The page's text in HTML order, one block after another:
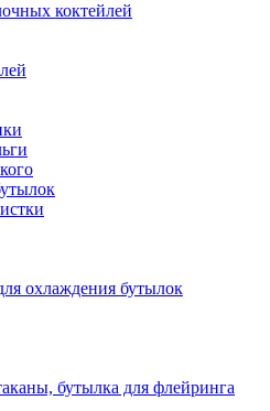
коктейлей
охлаждения бутылок
бутылка для флейринга